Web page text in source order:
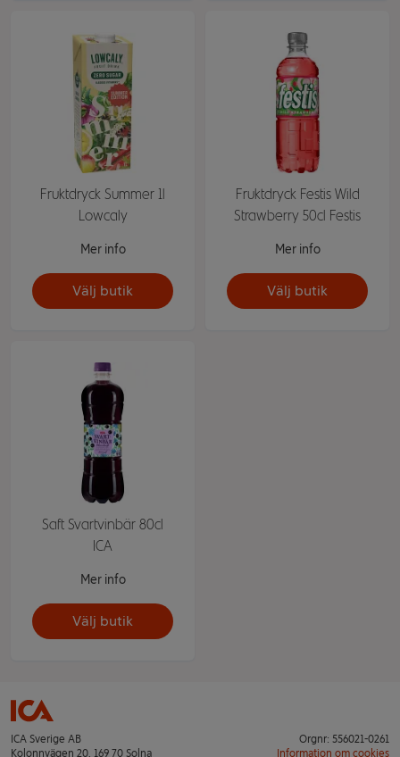
Fruktdryck Summer 1l
Lowcaly
Mer info
Välj butik
Fruktdryck Festis Wild
Strawberry 50cl Festis
Mer info
Välj butik
Saft Svartvinbär 80cl
ICA
Mer info
Välj butik
ICA Sverige AB
Kolonnvägen 20, 169 70 Solna
Orgnr: 556021-0261
Information om cookies